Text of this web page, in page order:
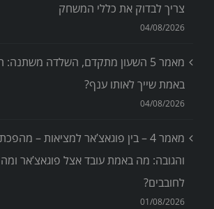
צריך לבדוק את כללי המשחק
04/08/2026
מאמר 5 השעון מתקדם, השלדה
באמת שייך לאותו ענף?
04/08/2026
מאמר 4 – בין פוגאצ’אר למציאות –
והגובה: מה באמת עובד אצל פוגאצ’אר ומה
לחובבים?
01/08/2026